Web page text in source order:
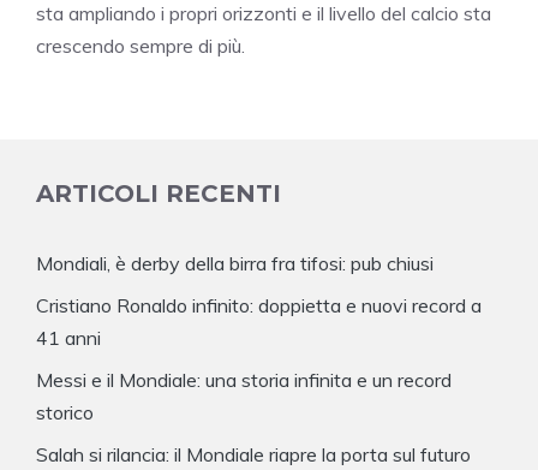
sta ampliando i propri orizzonti e il livello del calcio sta
crescendo sempre di più.
ARTICOLI RECENTI
Mondiali, è derby della birra fra tifosi: pub chiusi
Cristiano Ronaldo infinito: doppietta e nuovi record a
41 anni
Messi e il Mondiale: una storia infinita e un record
storico
Salah si rilancia: il Mondiale riapre la porta sul futuro